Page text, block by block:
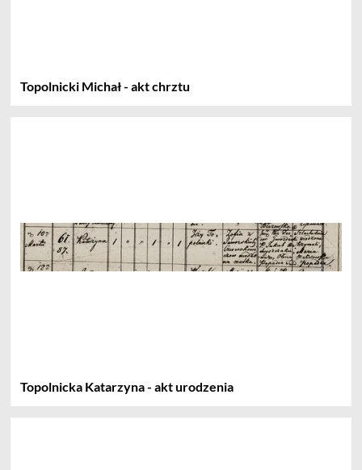
Topolnicki Michał - akt chrztu
Topolnicka Katarzyna - akt urodzenia